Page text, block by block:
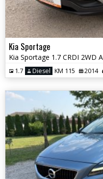
Kia Sportage
Kia Sportage 1.7 CRDI 2WD
1.7 Diesel KM 115 2014